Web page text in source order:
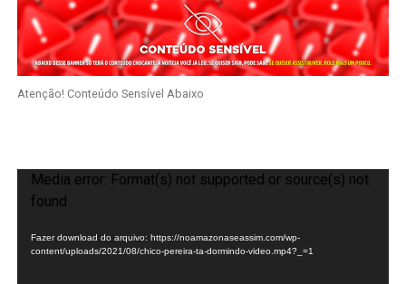
Atenção! Conteúdo Sensível Abaixo
Tocador
de
Media error: Format(s) not supported or source(s) not
found
Fazer download do arquivo: https://noamazonaseassim.com/wp-
content/uploads/2021/08/chico-pereira-ta-dormindo-video.mp4?_=1